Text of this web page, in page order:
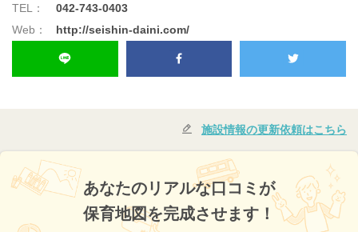
TEL：
042-743-0403
Web：
http://seishin-daini.com/
施設情報の更新依頼はこちら
あなたのリアルな口コミが
保育地図を完成させます！